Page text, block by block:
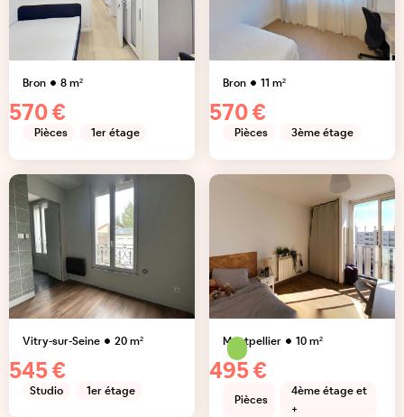
Bron 8m²
570 €
Pièces 1er étage
Bron 11 m²
570 €
Pièces 3ème étage
Vitry-sur-Seine 20m²
545 €
Studio 1er étage
Montpellier 10m²
495 €
Pièces
4ème étage et
+